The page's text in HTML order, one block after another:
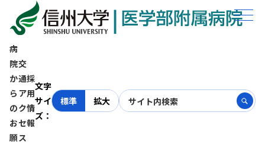
病
院
か
ら
の
お
願
交
通
ア
ク
セ
ス
採
用
情
報
文字
サイ
ズ：
標準 拡大
ホーム
採用情報
医療支援課 外来予約センター 事務補佐員（短時間雇用職員）募集
【締切：令和7年2月28日(金)必着】
医療支援課 外来予約センタ
ー 事務補佐員（短時間雇用職